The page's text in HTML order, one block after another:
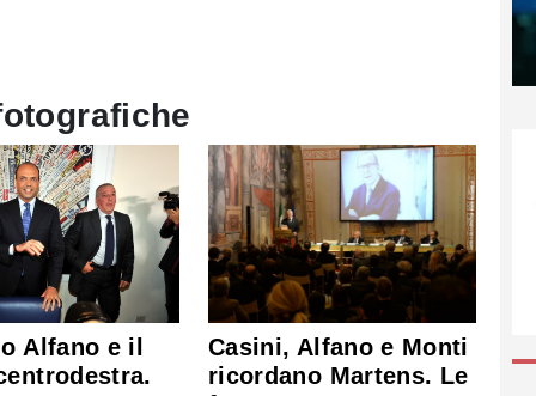
Alfano e il
Casini, Alfano e Monti
ricordano Martens. Le